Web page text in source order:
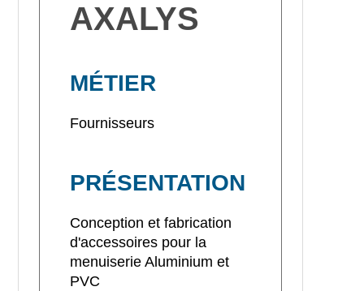
AXALYS
MÉTIER
Fournisseurs
PRÉSENTATION
Conception et fabrication
d'accessoires pour la
menuiserie Aluminium et
PVC